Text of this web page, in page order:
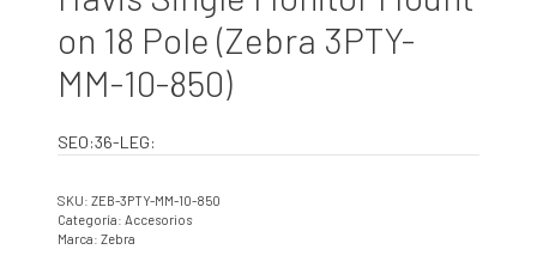
on 18 Pole (Zebra 3PTY-
MM-10-850)
SEO:36-LEG:
SKU: ZEB-3PTY-MM-10-850
Categoría: Accesorios
Marca: Zebra